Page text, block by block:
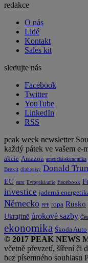
redakce
O nás
Lidé
Kontakt
Sales kit
sledujte nás
Facebook
Twitter
YouTube
LinkedIn
RSS
peak week newsletter
každý pátek ve vašem e-
akcie Amazon americká ekonomika
Brexit dluhopisy Donald
EU euro Evropská unie Facebook
investice jaderná
Německo PPF ropa Rusko
Ukrajině úrokové sazby
ekonomika Škoda Auto
© 2017 PEAK NEWS
včetně převzetí, šíření či
bez písemného